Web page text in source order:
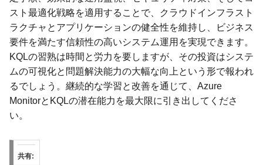
スト最適化戦略を適用することで、クラウドインフラスト
ラクチャとアプリケーションの健全性を維持し、ビジネス
要件を満たす信頼性の高いシステム運用を実現できます。
KQLの習熟は時間と労力を要しますが、その投資はシステ
ムの可視化と問題解決能力の大幅な向上という形で報われ
るでしょう。継続的な学習と改善を通じて、Azure
MonitorとKQLの潜在能力を最大限に引き出してくださ
い。
共有: